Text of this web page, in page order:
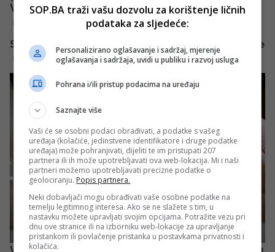
SOP.BA traži vašu dozvolu za korištenje ličnih
podataka za sljedeće:
Personalizirano oglašavanje i sadržaj, mjerenje
oglašavanja i sadržaja, uvidi u publiku i razvoj usluga
Pohrana i/ili pristup podacima na uređaju
Saznajte više
Vaši će se osobni podaci obrađivati, a podatke s vašeg
uređaja (kolačiće, jedinstvene identifikatore i druge podatke
uređaja) može pohranjivati, dijeliti te im pristupati 207
partnera ili ih može upotrebljavati ova web-lokacija. Mi i naši
partneri možemo upotrebljavati precizne podatke o
geolociranju. Popis partnera.
Neki dobavljači mogu obrađivati vaše osobne podatke na
temelju legitimnog interesa. Ako se ne slažete s tim, u
nastavku možete upravljati svojim opcijama. Potražite vezu pri
dnu ove stranice ili na izborniku web-lokacije za upravljanje
pristankom ili povlačenje pristanka u postavkama privatnosti i
kolačića.